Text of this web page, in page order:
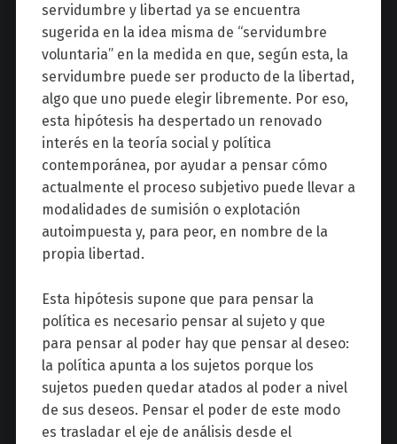
servidumbre y libertad ya se encuentra
sugerida en la idea misma de “servidumbre
voluntaria” en la medida en que, según esta, la
servidumbre puede ser producto de la libertad,
algo que uno puede elegir libremente. Por eso,
esta hipótesis ha despertado un renovado
interés en la teoría social y política
contemporánea, por ayudar a pensar cómo
actualmente el proceso subjetivo puede llevar a
modalidades de sumisión o explotación
autoimpuesta y, para peor, en nombre de la
propia libertad.
Esta hipótesis supone que para pensar la
política es necesario pensar al sujeto y que
para pensar al poder hay que pensar al deseo:
la política apunta a los sujetos porque los
sujetos pueden quedar atados al poder a nivel
de sus deseos. Pensar el poder de este modo
es trasladar el eje de análisis desde el